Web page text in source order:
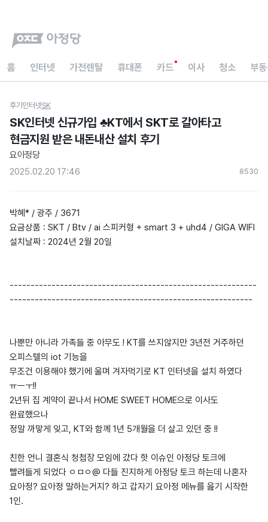
홈 인터넷 가전렌탈 휴대폰 카드 이사 청소 부
후기 인터넷SK
SK인터넷 신규가입 ♣KT에서 SKT로 갈아타고
현금지원 받은 내돈내산 설치 후기
요아정당
2025.02.20 17:46
8530
박혜* / 광주 / 3671
요금상품 : SKT / Btv / ai 스피커형 + smart 3 + uhd4 / GIGA WIFI
설치날짜 : 2024년 2월 20일
-----------------------------------------------------------
----------------------------------------------------------
나뿐만 아니라 가족들 중 아무도 ! KT를 쓰지않지만 3년전 거주하던
오피스텔의 iot 기능을
무조건 이용해야 했기에 울며 겨자먹기로 KT 인터넷을 설치 하였다
ㅠㅡㅜ!!
2년뒤 집 계약이 끝나서 HOME SWEET HOME으로 이사도
완료했으나
정말 까맣게 잊고, KT와 함께 1년 5개월을 더 살고 있던 중 !!
친한 언니 결혼식 청첩장 모임에 갔다 핫 이슈인 아정당 토크에
빨려들게 되었다 ㅇㅁㅇ@ 다들 진지하게 아정당 토크 하는데 나혼자
요아정? 요아정 말하는거지? 하고 갑자기 요아정 메뉴를 읊기 시작한
1인.